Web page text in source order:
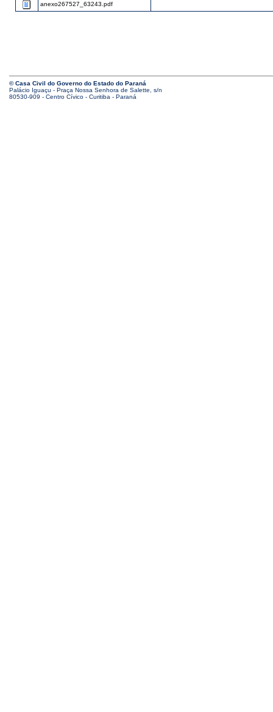
anexo267527_63243.pdf
© Casa Civil do Governo do Estado do Paraná
Palácio Iguaçu - Praça Nossa Senhora de Salette, s/n
80530-909 - Centro Cívico - Curitiba - Paraná